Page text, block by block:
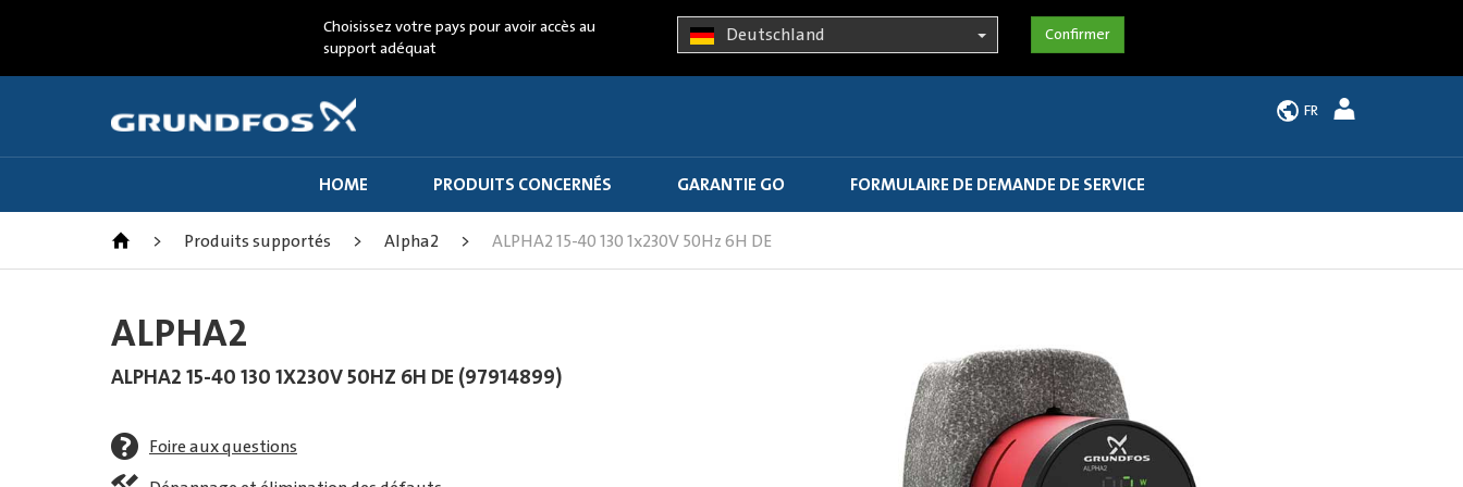
Choisissez votre pays pour avoir accès au
support adéquat
Deutschland
FR
HOME PRODUITS CONCERNÉS GARANTIE GO FORMULAIRE DE DEMANDE DE SERVICE
> Produits supportés > Alpha2 > ALPHA2 15-40 130 1x230V 50Hz 6H DE
ALPHA2
ALPHA2 15-40 130 1X230V 50HZ 6H DE (97914899)
Foire aux questions